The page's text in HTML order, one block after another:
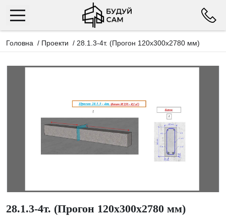
Головна / Проекти / 28.1.3-4т. (Прогон 120х300х2780 мм)
28.1.3-4т. (Прогон 120х300х2780 мм)